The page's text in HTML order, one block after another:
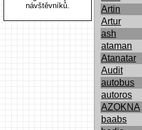
návštěvníků.
Artin
Artur
ash
ataman
Atanatar
Audit
autobus
autoros
AZOKNA
baabs